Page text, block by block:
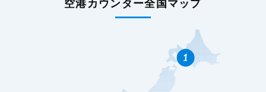
空港カウンター全国マップ